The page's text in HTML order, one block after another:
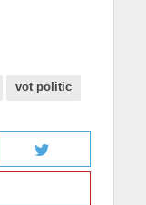
vot politic